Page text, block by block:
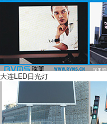
大连LED日光灯